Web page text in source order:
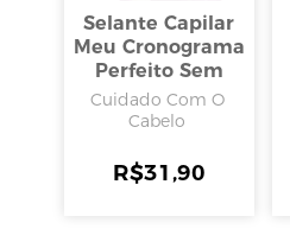
Selante Capilar
Meu Cronograma
Perfeito Sem
Enxágue 200ml,
Dabelle Hair
Cuidado Com O
Cabelo
R$31,90